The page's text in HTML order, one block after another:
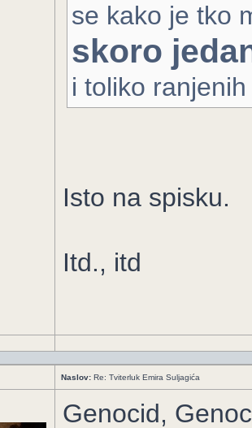
se kako je tko
skoro
i toliko
Isto na spisku.
Itd., itd
Naslov: Re: Tviterluk Emira Suljagića
Genocid,